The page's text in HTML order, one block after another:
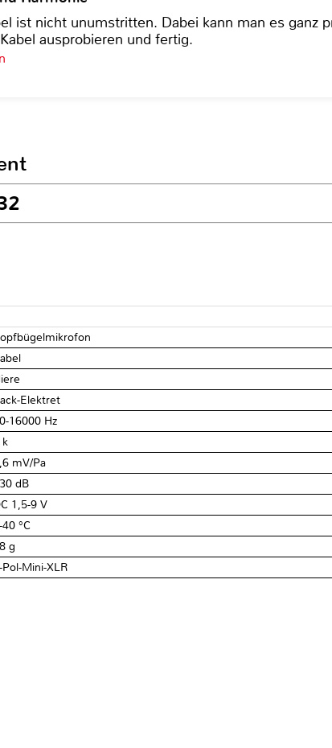
ist nicht unumstritten. Dabei kann man es ganz
ausprobieren und fertig.
Elektret
16000 Hz
mV/Pa
dB
1,5-9 V
40 °C
g
Pol-Mini-XLR